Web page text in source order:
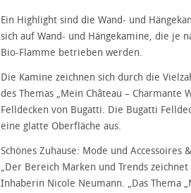
Ein Highlight sind die Wand- und
sich auf Wand- und Hängekamine, die je
Bio-Flamme betrieben werden.
Die Kamine zeichnen sich durch die
des Themas „Mein Château –
Felldecken von Bugatti. Die Bugatti
eine glatte Oberfläche aus.
Schönes Zuhause: Mode und Accessoires
„Der Bereich Marken und Trends
Inhaberin Nicole Neumann. „Das Thema